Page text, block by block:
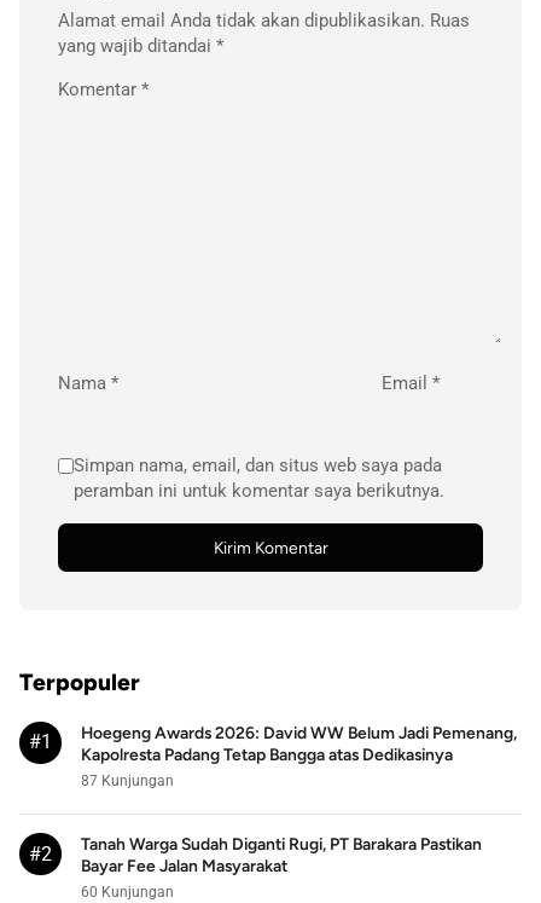
Alamat email Anda tidak akan dipublikasikan. Ruas
yang wajib ditandai *
Komentar *
Nama * Email *
Simpan nama, email, dan situs web saya pada
peramban ini untuk komentar saya berikutnya.
Terpopuler
#1
Hoegeng Awards 2026: David WW Belum Jadi Pemenang,
Kapolresta Padang Tetap Bangga atas Dedikasinya
87 Kunjungan
#2
Tanah Warga Sudah Diganti Rugi, PT Barakara Pastikan
Bayar Fee Jalan Masyarakat
60 Kunjungan